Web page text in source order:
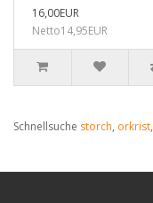
16,00EUR
Netto14,95EUR
Schnellsuche storch, orkrist,